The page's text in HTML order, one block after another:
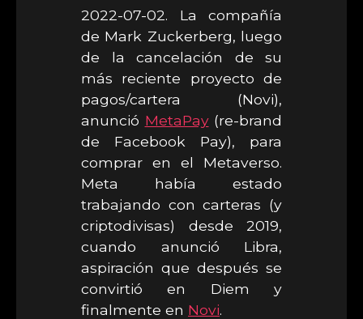
2022-07-02. La compañía
de Mark Zuckerberg, luego
de la cancelación de su
más reciente proyecto de
pagos/cartera (Novi),
anunció MetaPay(re-brand
de Facebook Pay), para
comprar en el Metaverso.
Meta había estado
trabajando con carteras (y
criptodivisas) desde 2019,
cuando anunció Libra,
aspiración que después se
convirtió en Diem y
finalmente en Novi.